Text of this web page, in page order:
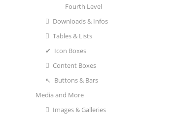
Fourth Level
Downloads & Infos
Tables & Lists
Icon Boxes
Content Boxes
Buttons & Bars
Media and More
Images & Galleries